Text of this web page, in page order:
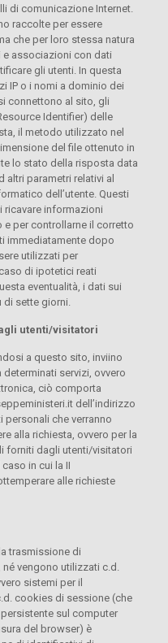
di comunicazione Internet.
raccolte per essere
che per loro stessa natura
associazioni con dati
gli utenti. In questa
IP o i nomi a dominio dei
connettono al sito, gli
Identifier) delle
il metodo utilizzato nel
del file ottenuto in
lo stato della risposta data
altri parametri relativi al
dell’utente. Questi
ricavare informazioni
e per controllarne il corretto
immediatamente dopo
utilizzati per
di ipotetici reati
eventualità, i dati sui
di sette giorni.
utenti/visitatori
a questo sito, inviino
servizi, ovvero
ciò comporta
dell’indirizzo
personali che verranno
alla richiesta, ovvero per la
forniti dagli utenti/visitatori
in cui la II
alle richieste
trasmissione di
vengono utilizzati c.d.
sistemi per il
cookies di sessione (che
sul computer
del browser) è